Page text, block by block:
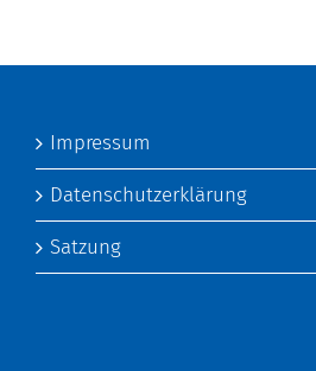
Impressum
Datenschutzerklärung
Satzung